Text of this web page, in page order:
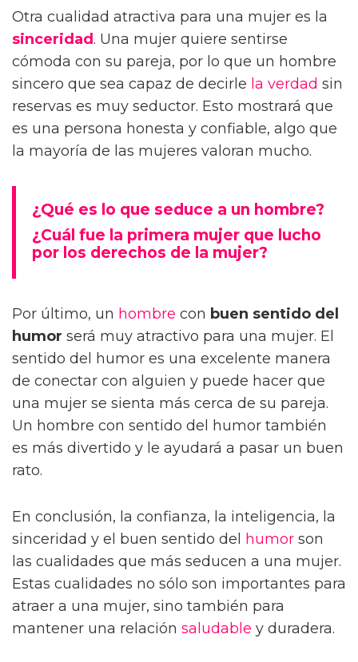
Otra cualidad atractiva para una mujer es la
sinceridad . Una mujer quiere sentirse
cómoda con su pareja, por lo que un hombre
sincero que sea capaz de decirle la verdad sin
reservas es muy seductor. Esto mostrará que
es una persona honesta y confiable, algo que
la mayoría de las mujeres valoran mucho.
¿Qué es lo que seduce a un hombre?
¿Cuál fue la primera mujer que lucho
por los derechos de la mujer?
Por último, un hombre con buen sentido del
humor será muy atractivo para una mujer. El
sentido del humor es una excelente manera
de conectar con alguien y puede hacer que
una mujer se sienta más cerca de su pareja.
Un hombre con sentido del humor también
es más divertido y le ayudará a pasar un buen
rato.
En conclusión, la confianza, la inteligencia, la
sinceridad y el buen sentido del
humor son
las cualidades que más seducen a una mujer.
Estas cualidades no sólo son importantes para
atraer a una mujer, sino también para
mantener una relación saludable y duradera.